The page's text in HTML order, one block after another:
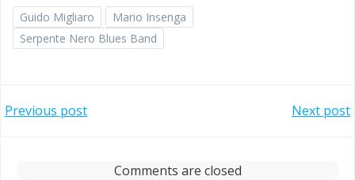
Guido Migliaro
Mario Insenga
Serpente Nero Blues Band
Post
navigation
Previous post
navigation
Next post
Comments are closed